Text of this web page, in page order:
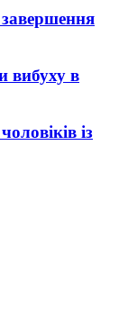
вибуху в
із